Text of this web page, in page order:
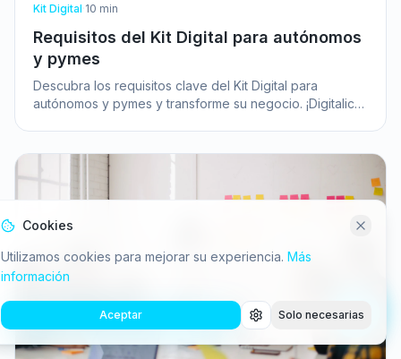
Kit Digital 10 min
Requisitos del Kit Digital para autónomos
y pymes
Descubra los requisitos clave del Kit Digital para
autónomos y pymes y transforme su negocio. ¡Digitalice
Cookies
Utilizamos cookies para mejorar su experiencia. Más
información
Aceptar Solo necesarias